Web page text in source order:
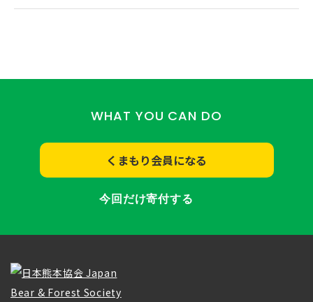
WHAT YOU CAN DO
くまもり会員になる
今回だけ寄付する